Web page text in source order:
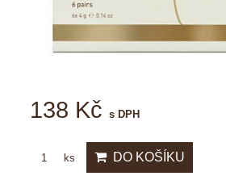
138 Kč s DPH
ks DO KOŠÍKU